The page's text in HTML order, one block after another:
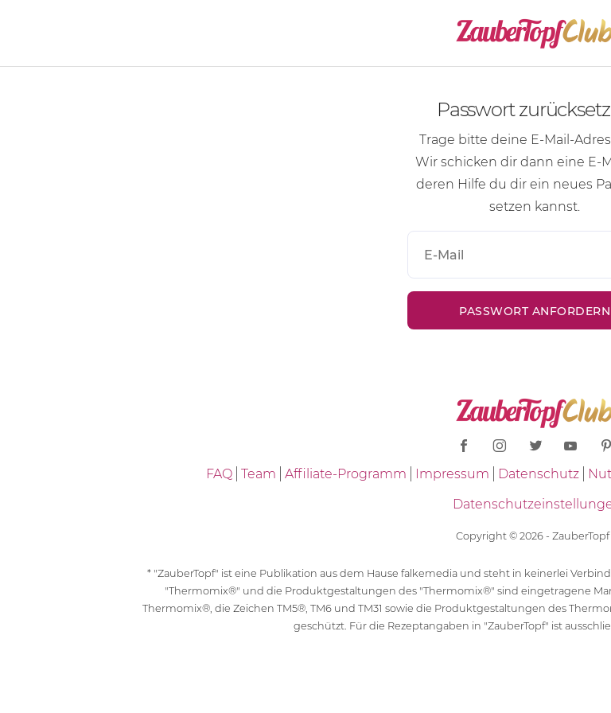
Passwort
Trage bitte deine E-Mail-
Wir schicken dir dann eine E-
deren Hilfe du dir ein neues
setzen kannst.
FAQ Team Affiliate-Programm Impressum Datenschutz
Copyright © 2026 - ZauberTopf
* "ZauberTopf" ist eine Publikation aus dem Hause falkemedia und steht in keinerlei
"Thermomix®" und die Produktgestaltungen des "Thermomix®" sind eingetragene
Thermomix®, die Zeichen TM5®, TM6 und TM31 sowie die Produktgestaltungen des
geschützt. Für die Rezeptangaben in "ZauberTopf" ist